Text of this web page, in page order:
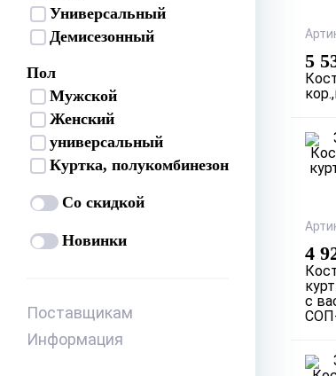
Универсальный
Демисезонный
Пол
Мужской
Женский
универсальный
Куртка, полукомбинезон
Со скидкой
Новинки
Поставщикам
Информация
5
4
с